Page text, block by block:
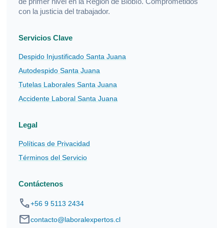
con la justicia del trabajador.
Servicios Clave
Despido Injustificado Santa Juana
Autodespido Santa Juana
Tutelas Laborales Santa Juana
Accidente Laboral Santa Juana
Legal
Políticas de Privacidad
Términos del Servicio
Contáctenos
phone+56 9 5113 2434
mailcontacto@laboralexpertos.cl